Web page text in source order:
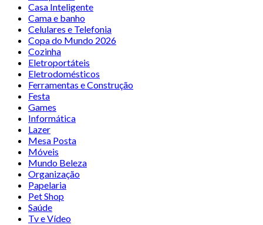
Casa Inteligente
Cama e banho
Celulares e Telefonia
Copa do Mundo 2026
Cozinha
Eletroportáteis
Eletrodomésticos
Ferramentas e Construção
Festa
Games
Informática
Lazer
Mesa Posta
Móveis
Mundo Beleza
Organização
Papelaria
Pet Shop
Saúde
Tv e Vídeo